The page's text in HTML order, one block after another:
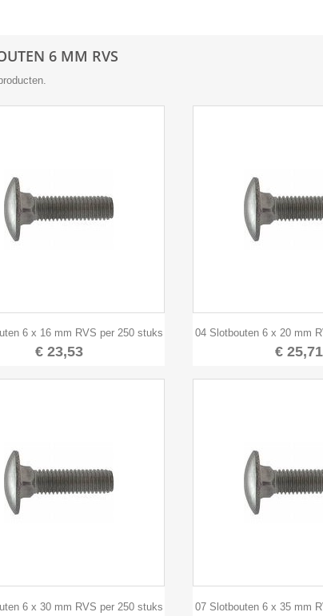
6 MM RVS
Snel bekijken
6 x 16 mm RVS per 250 stuks
€ 23,53
Snel
04 Slotbouten 6 x 20 mm
€ 25,71

6 x 30 mm RVS per 250 stuks 
07 Slotbouten 6 x 35 mm